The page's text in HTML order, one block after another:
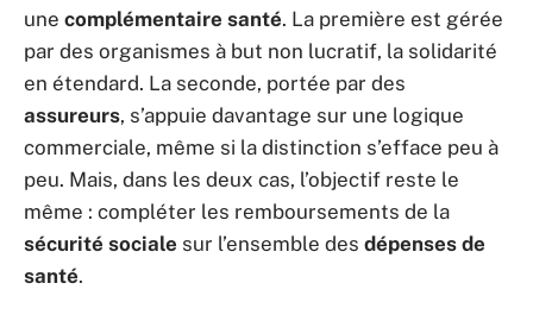
une complémentaire santé. La première est gérée
par des organismes à but non lucratif, la solidarité
en étendard. La seconde, portée par des
assureurs, s’appuie davantage sur une logique
commerciale, même si la distinction s’efface peu à
peu. Mais, dans les deux cas, l’objectif reste le
même : compléter les remboursements de la
sécurité sociale sur l’ensemble des dépenses de
santé.